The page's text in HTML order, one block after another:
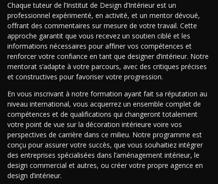
Chaque tuteur de l’Institut de Design d’Intérieur est un
professionnel expérimenté, en activité, et un mentor dévoué,
offrant des commentaires sur mesure de votre travail. Cette
approche garantit que vous recevez un soutien ciblé et les
informations nécessaires pour affiner vos compétences et
renforcer votre confiance en tant que designer d’intérieur. Notre
mentorat s’adapte à votre parcours, avec des critiques précises
et constructives pour favoriser votre progression.
En vous inscrivant à notre formation ayant fait sa réputation au
niveau international, vous acquerrez un ensemble complet de
compétences et de qualifications qui changeront totalement
votre point de vue sur la décoration intérieure voire vos
perspectives de carrière dans ce milieu. Notre programme est
conçu pour assurer votre succès, que vous souhaitiez intégrer
des entreprises spécialisées dans l’aménagement intérieur, le
design commercial et autres, ou créer votre propre agence en
design d’intérieur.